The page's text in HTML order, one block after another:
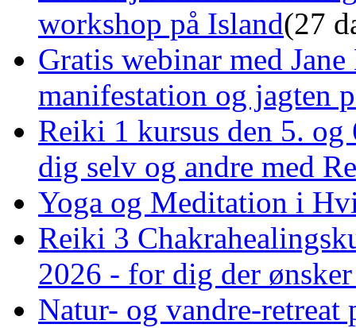
workshop på Island(27
Gratis webinar med
manifestation og jagten
Reiki 1 kursus den 5.
dig selv og andre med
Yoga og Meditation i
Reiki 3
2026 - for dig der
Natur- og vandre-retreat